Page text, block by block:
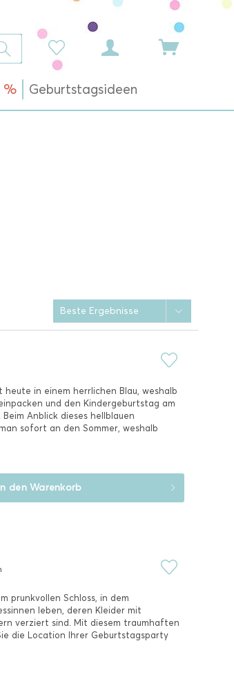
% Geburtstagsideen
heute in einem herrlichen Blau, weshalb
und den Kindergeburtstag am
Anblick dieses hellblauen
sofort an den Sommer, weshalb
den Warenkorb
prunkvollen Schloss, in dem
leben, deren Kleider mit
verziert sind. Mit diesem traumhaften
die Location Ihrer Geburtstagsparty